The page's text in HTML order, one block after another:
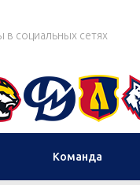
в социальных сетях
Команда